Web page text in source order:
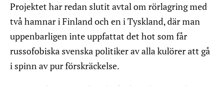
Projektet har redan slutit avtal om rörlagring med
två hamnar i Finland och en i Tyskland, där man
uppenbarligen inte uppfattat det hot som får
russofobiska svenska politiker av alla kulörer att gå
i spinn av pur förskräckelse.